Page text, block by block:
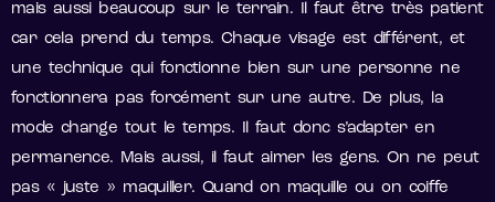
mais aussi beaucoup sur le terrain. Il faut être très patient
car cela prend du temps. Chaque visage est différent, et
une technique qui fonctionne bien sur une personne ne
fonctionnera pas forcément sur une autre. De plus, la
mode change tout le temps. Il faut donc s’adapter en
permanence. Mais aussi, il faut aimer les gens. On ne peut
pas « juste » maquiller. Quand on maquille ou on coiffe